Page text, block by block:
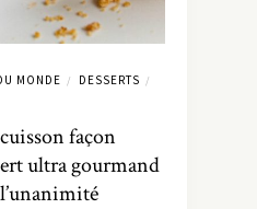
MONDE / DESSERTS /
façon
ultra gourmand